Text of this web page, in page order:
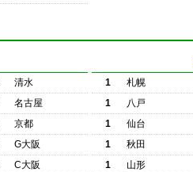
清水
名古屋
京都
G大阪
C大阪
1 札幌
1
八戸
1
仙台
1
秋田
1
山形